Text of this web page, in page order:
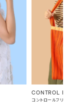
CONTROL
コントロールフリ